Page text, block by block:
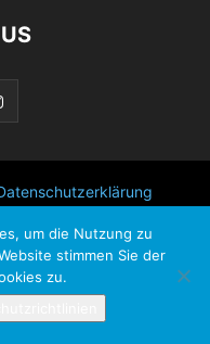
um die Nutzung zu
stimmen Sie der
zu.